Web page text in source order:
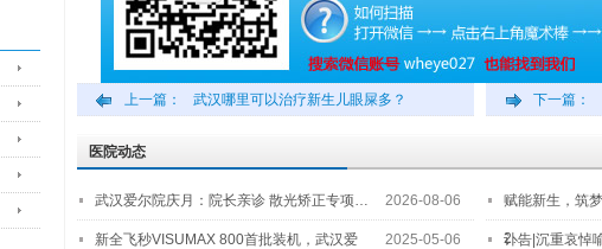
上一篇： 武汉哪里可以治疗新生儿眼屎多？ 下一篇：
医院动态
武汉爱尔院庆月：院长亲诊 散光矫正专项… 2026-08-06 赋能新生，筑
2…
新全飞秒VISUMAX 800首批装机，武汉爱 2025-05-06 讣告|沉重哀悼